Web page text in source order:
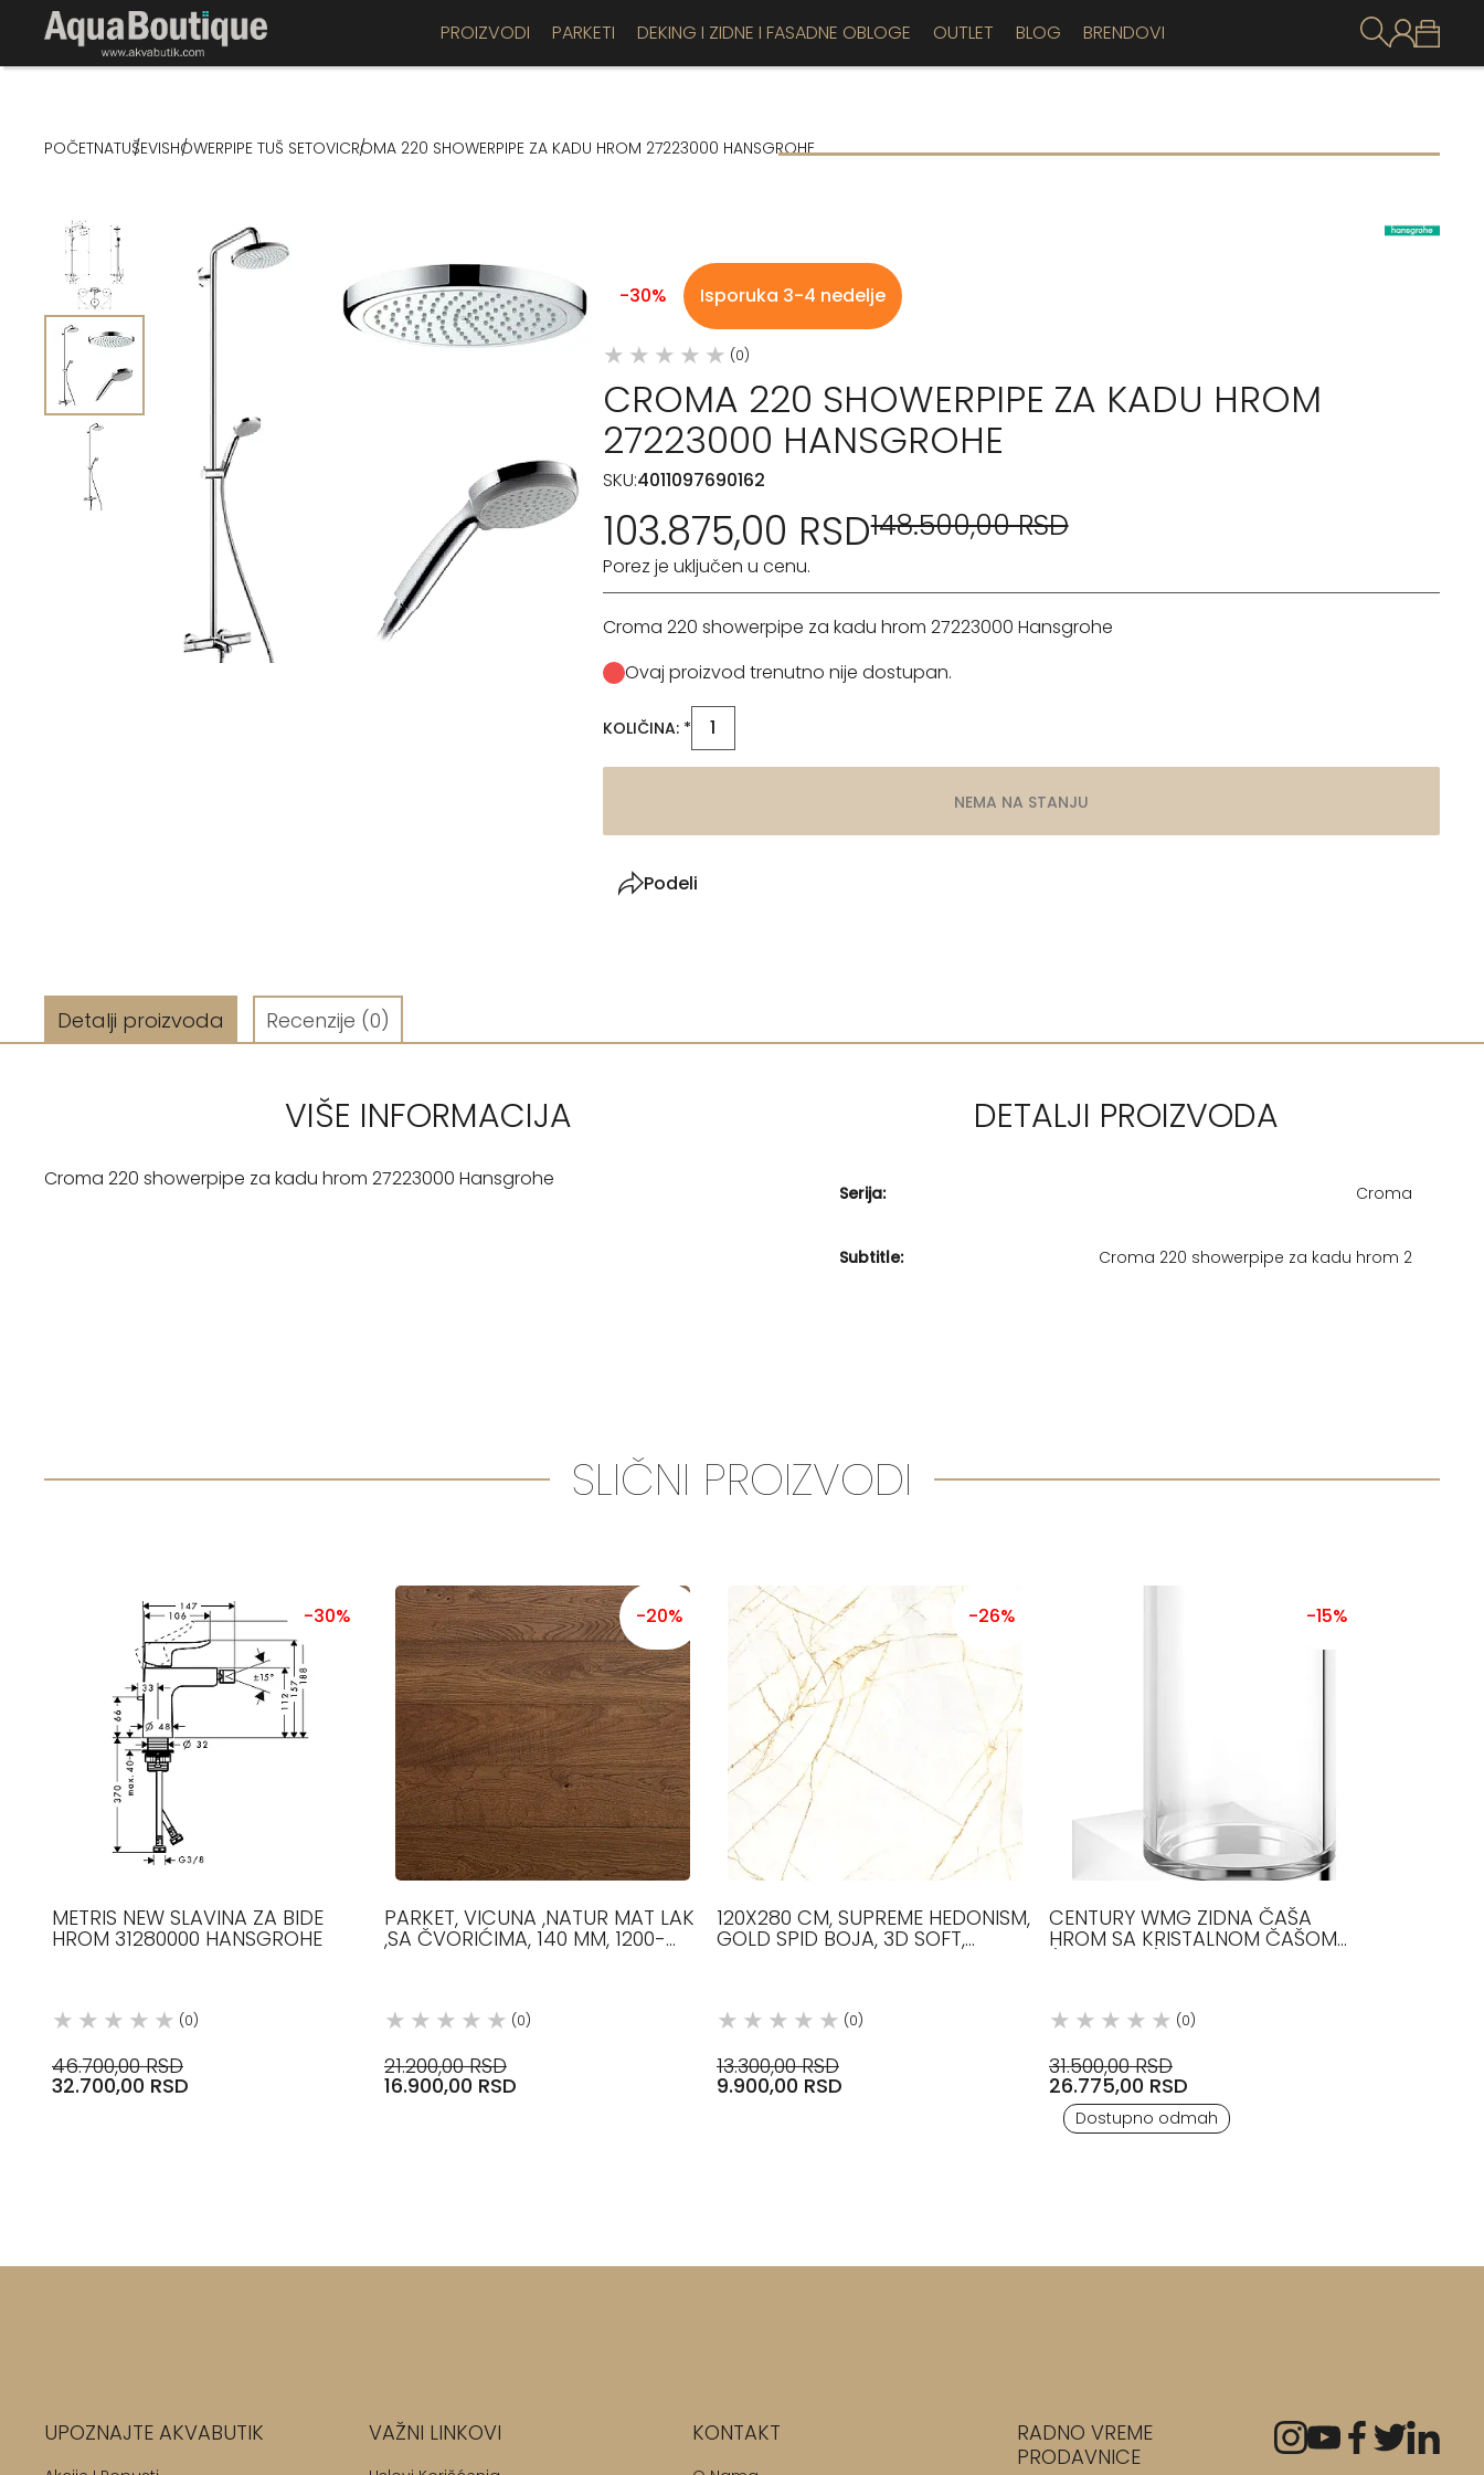
PROIZVODI PARKETI DEKING I ZIDNE I FASADNE OBLOGE OUTLET BLOG BRENDOVI
POČETNATUŠEVISHOWERPIPE TUŠ SETOVICROMA 220 SHOWERPIPE ZA KADU HROM 27223000 HANSGROHE
-30% Isporuka 3-4 nedelje
(0)
CROMA 220 SHOWERPIPE ZA KADU HROM
27223000 HANSGROHE
SKU:4011097690162
103.875,00 RSD148.500,00 RSD
Porez je uključen u cenu.
Croma 220 showerpipe za kadu hrom 27223000 Hansgrohe
Ovaj proizvod trenutno nije dostupan.
KOLIČINA: *
NEMA NA STANJU
Podeli
Detalji proizvoda Recenzije (0)
VIŠE INFORMACIJA
Croma 220 showerpipe za kadu hrom 27223000 Hansgrohe
DETALJI PROIZVODA
Serija: Croma
Subtitle: Croma 220 showerpipe za kadu hrom 2
SLIČNI PROIZVODI
-30%
METRIS NEW SLAVINA ZA BIDE
HROM 31280000 HANSGROHE
(0)
46.700,00 RSD
32.700,00 RSD
-20%
PARKET, VICUNA ,NATUR MAT LAK
,SA ČVORIĆIMA, 140 MM, 1200-
(0)
21.200,00 RSD
16.900,00 RSD
-26%
120X280 CM, SUPREME HEDONISM,
GOLD SPID BOJA, 3D SOFT,
(0)
13.300,00 RSD
9.900,00 RSD
-15%
CENTURY WMG ZIDNA ČAŠA
HROM SA KRISTALNOM ČAŠOM
(0)
31.500,00 RSD
26.775,00 RSD
Dostupno odmah
UPOZNAJTE AKVABUTIK VAŽNI LINKOVI KONTAKT
RADNO VREME
PRODAVNICE